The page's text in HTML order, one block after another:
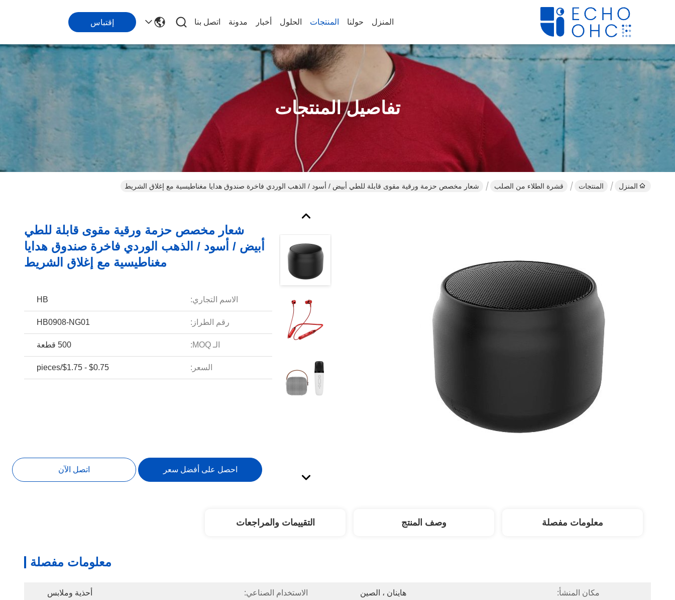
المنزل حولنا المنتجات الحلول أخبار مدونة اتصل بنا إقتباس
تفاصيل المنتجات
المنزل المنتجات قشرة الطلاء من الصلب شعار مخصص حزمة ورقية مقوى قابلة للطي أبيض / أسود / الذهب الوردي فاخرة صندوق هدايا مغناطيسية مع إغلاق الشريط
شعار مخصص حزمة ورقية مقوى قابلة للطي
أبيض / أسود / الذهب الوردي فاخرة صندوق هدايا
مغناطيسية مع إغلاق الشريط
الاسم التجاري: HB
رقم الطراز: HB0908-NG01
الـ MOQ: 500 قطعة
السعر: $0.75 - $1.75/pieces
احصل على أفضل سعر اتصل الآن
معلومات مفصلة وصف المنتج التقييمات والمراجعات
معلومات مفصلة
مكان المنشأ: هاينان ، الصين الاستخدام الصناعي: أحذية وملابس